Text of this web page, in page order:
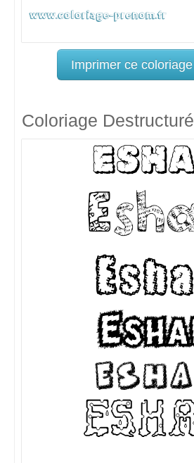
Imprimer ce coloriage
Coloriage Destructuré